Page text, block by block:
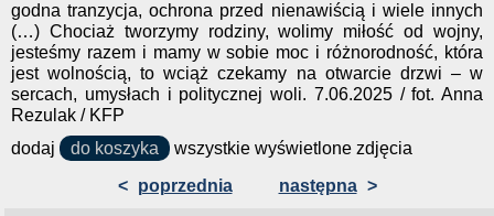
godna tranzycja, ochrona przed nienawiścią i wiele innych
(…) Chociaż tworzymy rodziny, wolimy miłość od wojny,
jesteśmy razem i mamy w sobie moc i różnorodność, która
jest wolnością, to wciąż czekamy na otwarcie drzwi – w
sercach, umysłach i politycznej woli. 7.06.2025 / fot. Anna
Rezulak / KFP
dodaj
do koszyka
wszystkie wyświetlone zdjęcia
< poprzednia następna >